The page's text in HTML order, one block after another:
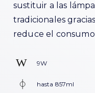
sustituir a las
tradicionales
reduce el
9W
hasta 857ml